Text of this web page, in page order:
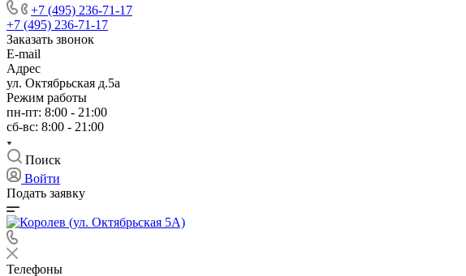
+7 (495) 236-71-17
+7 (495) 236-71-17
Заказать звонок
E-mail
Адрес
ул. Октябрьская д.5а
Режим работы
пн-пт: 8:00 - 21:00
сб-вс: 8:00 - 21:00
Поиск
Войти
Подать заявку
Телефоны